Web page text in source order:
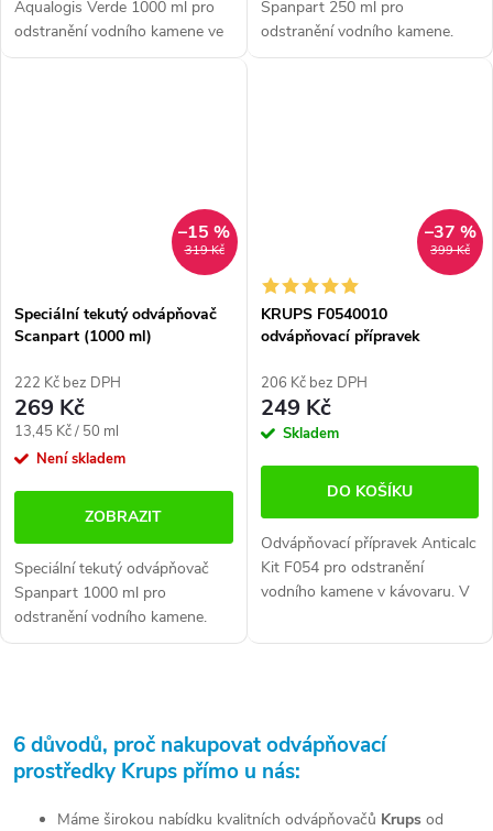
Aqualogis Verde 1000 ml pro
odstranění vodního kamene ve
vašich spotřebičích. Obsah
Spanpart 250 ml pro
odstranění vodního kamene.
Vhodný pro kapslové kávovary
319 Kč
–15 %
Speciální tekutý odvápňovač
Scanpart (1000 ml)
222 Kč bez DPH
269 Kč
Měrná
cena:
13,45 Kč / 50 ml
Není skladem
ZOBRAZIT
Speciální tekutý odvápňovač
Spanpart 1000 ml pro
odstranění vodního kamene.
Vhodný pro kapslové kávovary
399 Kč
–37 %
KRUPS F0540010
odvápňovací přípravek
206 Kč bez DPH
249 Kč
Skladem
DO KOŠÍKU
Odvápňovací přípravek Anticalc
Kit F054 pro odstranění
vodního kamene v kávovaru. V
přípravku + 1 testovací
v
l
6 důvodů, proč nakupovat odvápňovací
prostředky Krups přímo u nás:
Máme širokou nabídku kvalitních odvápňovačů Krups od